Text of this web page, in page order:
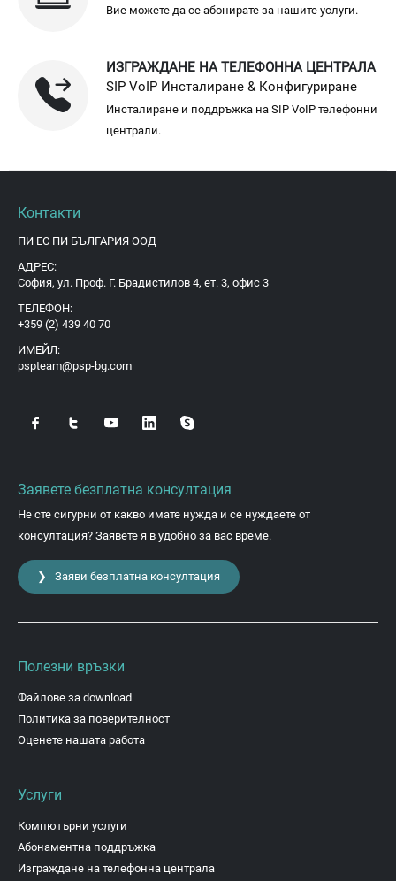
Вие можете да се абонирате за нашите услуги.
ИЗГРАЖДАНЕ НА ТЕЛЕФОННА ЦЕНТРАЛА
SIP VoIP Инсталиране & Конфигуриране
Инсталиране и поддръжка на SIP VoIP телефонни
централи.
Контакти
ПИ ЕС ПИ БЪЛГАРИЯ ООД
АДРЕС:
София, ул. Проф. Г. Брадистилов 4, ет. 3, офис 3
ТЕЛЕФОН:
+359 (2) 439 40 70
ИМЕЙЛ:
pspteam@psp-bg.com
Заявете безплатна консултация
Не сте сигурни от какво имате нужда и се нуждаете от
консултация? Заявете я в удобно за вас време.
❯ Заяви безплатна консултация
Полезни връзки
Файлове за download
Политика за поверителност
Оценете нашата работа
Услуги
Компютърни услуги
Абонаментна поддръжка
Изграждане на телефонна централа